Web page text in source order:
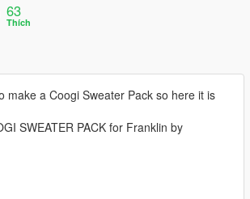
63
Thích
make a Coogi Sweater Pack so here it is
SWEATER PACK for Franklin by